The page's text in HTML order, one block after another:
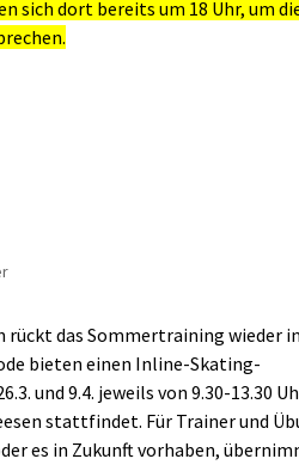
sich dort bereits um 18 Uhr, um
rückt das Sommertraining wieder
bieten einen Inline-Skating-
und 9.4. jeweils von 9.30-13.30
stattfindet. Für Trainer und
es in Zukunft vorhaben,